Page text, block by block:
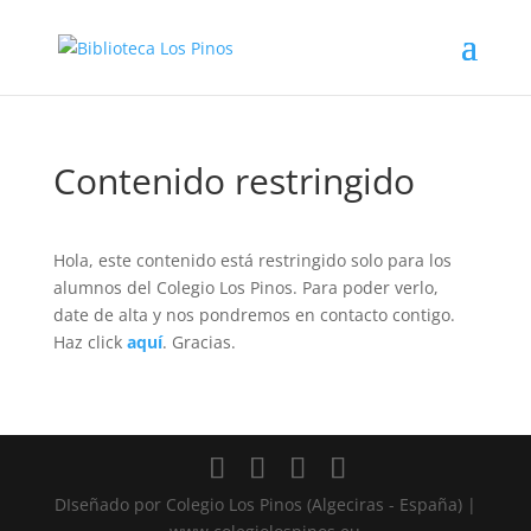
Contenido restringido
Hola, este contenido está restringido solo para los
alumnos del Colegio Los Pinos. Para poder verlo,
date de alta y nos pondremos en contacto contigo.
Haz click aquí. Gracias.
DIseñado por Colegio Los Pinos (Algeciras - España) |